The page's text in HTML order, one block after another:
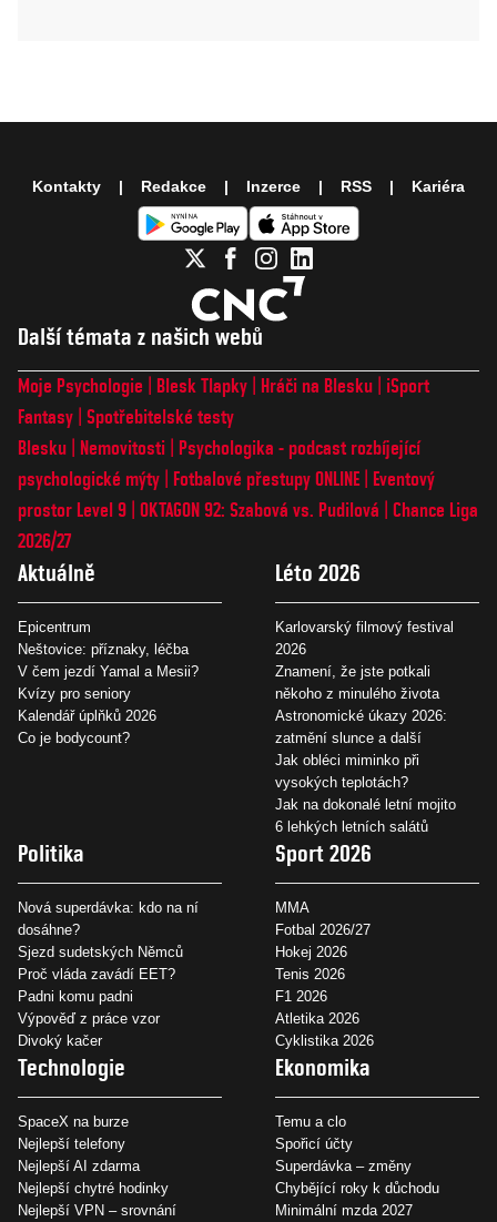
Další témata z našich webů
Moje Psychologie Blesk Tlapky Hráči na Blesku
iSport
Fantasy Spotřebitelské testy
Blesku
Nemovitosti
Psychologika - podcast rozbíjející
psychologické mýty
Fotbalové přestupy ONLINE
Eventový
prostor Level 9 OKTAGON 92: Szabová vs. Pudilová
Chance Liga
2026/27
Aktuálně
Epicentrum
Neštovice: příznaky, léčba
V čem jezdí Yamal a Mesii?
Kvízy pro seniory
Kalendář úplňků 2026
Co je bodycount?
Léto 2026
Karlovarský filmový festival
2026
Znamení, že jste potkali
někoho z minulého života
Astronomické úkazy 2026:
zatmění slunce a další
Jak obléci miminko při
vysokých teplotách?
Jak na dokonalé letní mojito
6 lehkých letních salátů
Politika
Nová superdávka: kdo na ní
dosáhne?
Sjezd sudetských Němců
Proč vláda zavádí EET?
Padni komu padni
Výpověď z práce vzor
Divoký kačer
Sport 2026
MMA
Fotbal 2026/27
Hokej 2026
Tenis 2026
F1 2026
Atletika 2026
Cyklistika 2026
Technologie
SpaceX na burze
Nejlepší telefony
Nejlepší AI zdarma
Nejlepší chytré hodinky
Nejlepší VPN – srovnání
Ekonomika
Temu a clo
Spořicí účty
Superdávka – změny
Chybějící roky k důchodu
Minimální mzda 2027
Kontakty Redakce Inzerce RSS Kariéra